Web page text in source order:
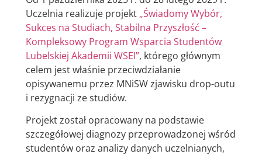
Uczelnia realizuje projekt „Świadomy Wybór,
Sukces na Studiach, Stabilna Przyszłość –
Kompleksowy Program Wsparcia Studentów
Lubelskiej Akademii WSEI”, którego głównym
celem jest właśnie przeciwdziałanie
opisywanemu przez MNiSW zjawisku drop-outu
i rezygnacji ze studiów.
Projekt został opracowany na podstawie
szczegółowej diagnozy przeprowadzonej wśród
studentów oraz analizy danych uczelnianych,